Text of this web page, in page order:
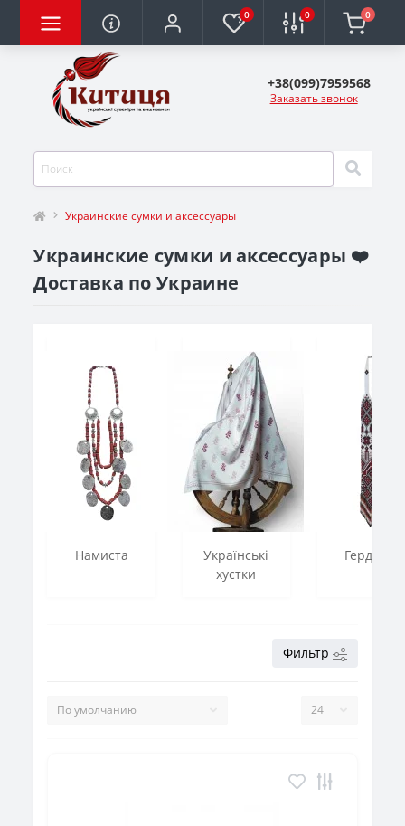
0 0 0
+38(099)7959568
Заказать звонок
Украинские сумки и аксессуары
Украинские сумки и аксессуары ❤️
Доставка по Украине
Намиста
Українські
хустки
Герданы
Фильтр